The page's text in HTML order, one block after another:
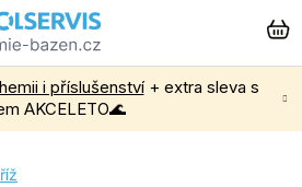
i příslušenství+ extra sleva s
AKCELETO🌊